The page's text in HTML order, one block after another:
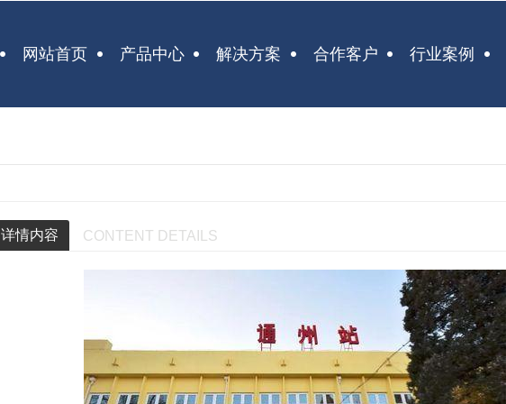
网站首页 产品中心 解决方案 合作客户 行业案例
详情内容 CONTENT DETAILS